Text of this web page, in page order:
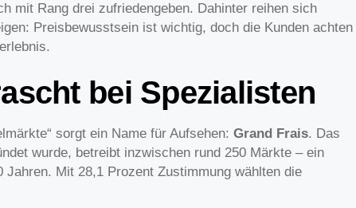
mit Rang drei zufriedengeben. Dahinter reihen sich
Preisbewusstsein ist wichtig, doch die Kunden achten
bei Spezialisten
sorgt ein Name für Aufsehen: Grand Frais. Das
wurde, betreibt inzwischen rund 250 Märkte – ein
Mit 28,1 Prozent Zustimmung wählten die